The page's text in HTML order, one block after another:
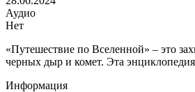
Аудио
Нет
«Путешествие по Вселенной» – это
черных дыр и комет. Эта
Информация